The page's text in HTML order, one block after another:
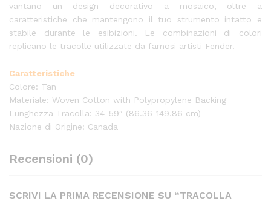
vantano un design decorativo a mosaico, oltre a
caratteristiche che mantengono il tuo strumento intatto e
stabile durante le esibizioni. Le combinazioni di colori
replicano le tracolle utilizzate da famosi artisti Fender.
Caratteristiche
Colore: Tan
Materiale: Woven Cotton with Polypropylene Backing
Lunghezza Tracolla: 34-59″ (86.36-149.86 cm)
Nazione di Origine: Canada
Recensioni (0)
SCRIVI LA PRIMA RECENSIONE SU “TRACOLLA